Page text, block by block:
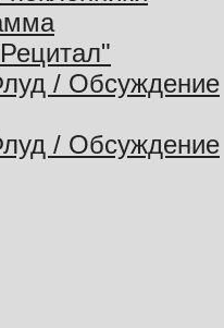
/ Обсуждение
/ Обсуждение